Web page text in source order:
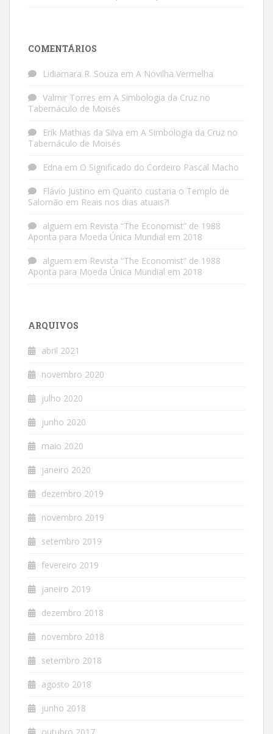
COMENTÁRIOS
Lidiamara R. Souza em A Novilha Vermelha
Valmir Torres em A Simbologia da Cruz no
Tabernáculo de Moisés
Erik Mathias da Silva em A Simbologia da Cruz no
Tabernáculo de Moisés
Edna em O Significado do Cordeiro Pascal Macho
Flávio Justino em Quanto custaria o Templo de
Salomão em Reais nos dias atuais?!
alguem em Revista “The Economist” de 1988
Aponta para Moeda Única Mundial em 2018
alguem em Revista “The Economist” de 1988
Aponta para Moeda Única Mundial em 2018
ARQUIVOS
abril 2021
novembro 2020
julho 2020
junho 2020
maio 2020
janeiro 2020
dezembro 2019
novembro 2019
setembro 2019
fevereiro 2019
janeiro 2019
dezembro 2018
novembro 2018
setembro 2018
agosto 2018
junho 2018